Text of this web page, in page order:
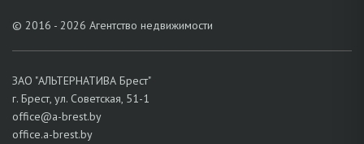
© 2016 - 2026 Агентство недвижимости
ЗАО "АЛЬТЕРНАТИВА Брест"
г. Брест, ул. Советская, 51-1
office@a-brest.by
office.a-brest.by